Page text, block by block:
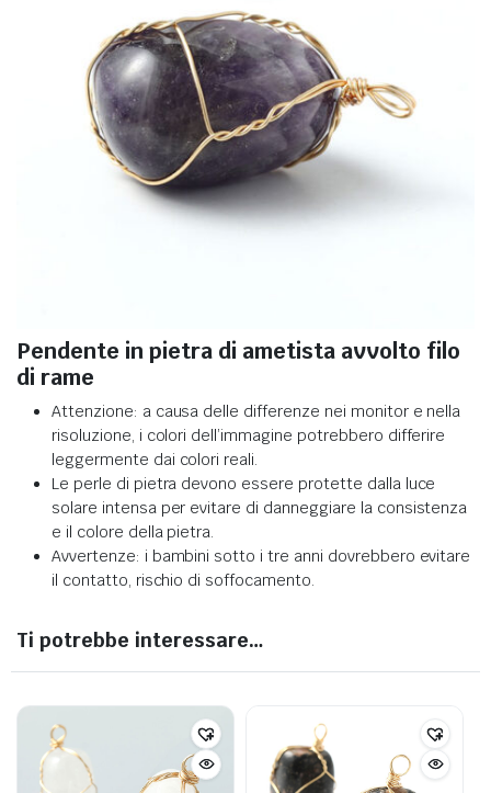
Pendente in pietra di ametista avvolto filo
di rame
Attenzione: a causa delle differenze nei monitor e nella
risoluzione, i colori dell’immagine potrebbero differire
leggermente dai colori reali.
Le perle di pietra devono essere protette dalla luce
solare intensa per evitare di danneggiare la consistenza
e il colore della pietra.
Avvertenze: i bambini sotto i tre anni dovrebbero evitare
il contatto, rischio di soffocamento.
Ti potrebbe interessare…